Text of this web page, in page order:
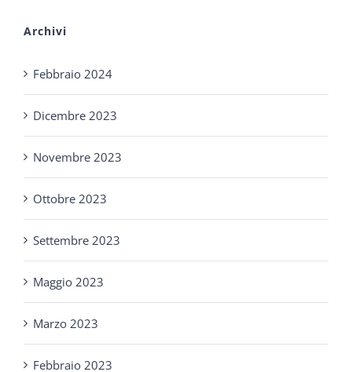
Archivi
Febbraio 2024
Dicembre 2023
Novembre 2023
Ottobre 2023
Settembre 2023
Maggio 2023
Marzo 2023
Febbraio 2023